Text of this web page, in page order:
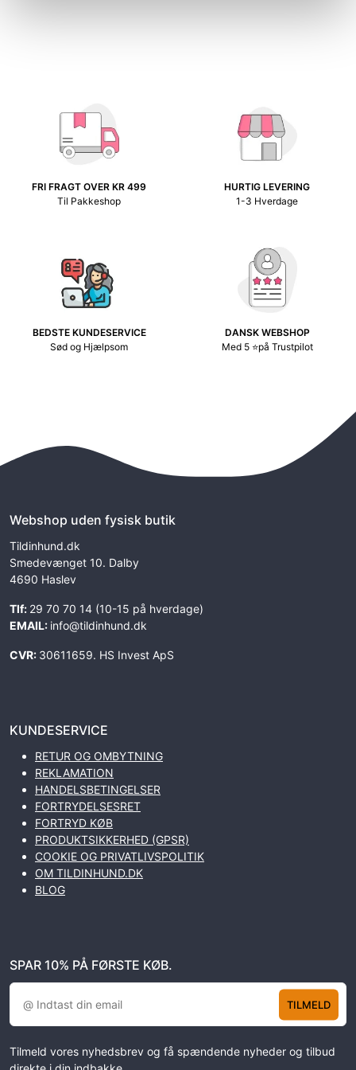
FRI FRAGT OVER KR 499
Til Pakkeshop
HURTIG LEVERING
1-3 Hverdage
BEDSTE KUNDESERVICE
Sød og Hjælpsom
DANSK WEBSHOP
Med 5 ⭐på Trustpilot
Webshop uden fysisk butik
Tildinhund.dk
Smedevænget 10. Dalby
4690 Haslev
Tlf: 29 70 70 14 (10-15 på hverdage)
EMAIL: info@tildinhund.dk
CVR: 30611659. HS Invest ApS
KUNDESERVICE
RETUR OG OMBYTNING
REKLAMATION
HANDELSBETINGELSER
FORTRYDELSESRET
FORTRYD KØB
PRODUKTSIKKERHED (GPSR)
COOKIE OG PRIVATLIVSPOLITIK
OM TILDINHUND.DK
BLOG
SPAR 10% PÅ FØRSTE KØB.
TILMELD
Tilmeld vores nyhedsbrev og få spændende nyheder og tilbud